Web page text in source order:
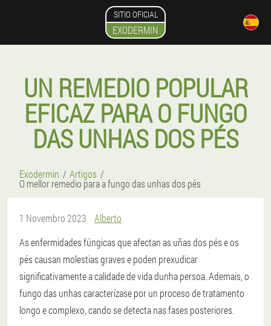
SITIO OFICIAL
EXODERMIN
UN REMEDIO POPULAR
EFICAZ PARA O FUNGO
DAS UNHAS DOS PÉS
Exodermin Artigos
O mellor remedio para a fungo das unhas dos pés
1 Novembro 2023
Alberto
As enfermidades fúngicas que afectan as uñas dos pés e os
pés causan molestias graves e poden prexudicar
significativamente a calidade de vida dunha persoa. Ademais, o
fungo das unhas caracterízase por un proceso de tratamento
longo e complexo, cando se detecta nas fases posteriores.